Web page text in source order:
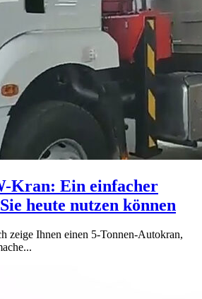
Kran: Ein einfacher
heute nutzen können
zeige Ihnen einen 5-Tonnen-Autokran,